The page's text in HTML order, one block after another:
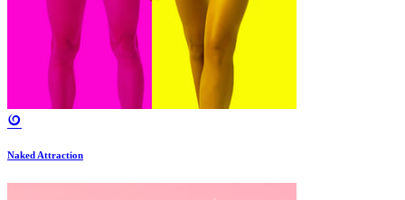
Naked Attraction